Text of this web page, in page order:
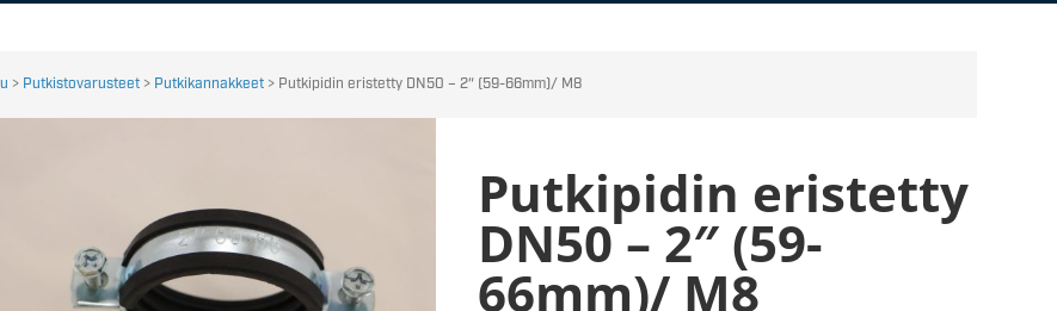
> Putkistovarusteet> Putkikannakkeet> Putkipidin eristetty DN50 – 2″ (59-66mm)/ M8
Putkipidin eristetty
DN50 – 2″ (59-
66mm)/ M8